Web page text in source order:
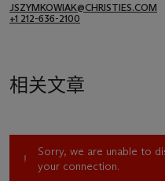
JSZYMKOWIAK@CHRISTIES.COM
+1 212-636-2100
相关文章
Sorry, we are unable to
your connection.